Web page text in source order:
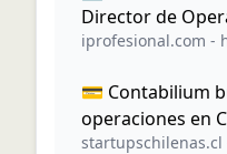
Director de
iprofesional.com -
💳 Contabilium
operaciones en
startupschilenas.cl